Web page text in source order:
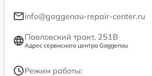
info@gaggenau-repair-center.ru
Павловский тракт, 251В
Адрес сервисного центра Gaggenau
Режим работы: